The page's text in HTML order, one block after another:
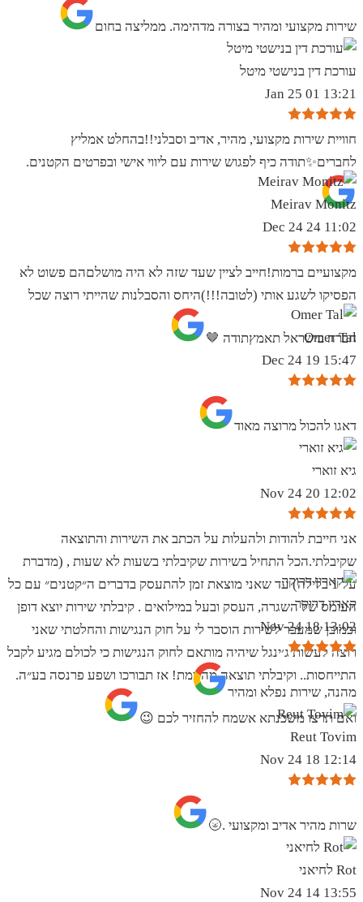
שירות מקצועי ומהיר בצורה מדהימה. ממליצה בחום
עורכת דין בנישטי מיטל
13:21 01 Jan 25
חוויית שירות מקצועי, מהיר, אדיב וסבלני!!בהחלט אמליץ
לחברים✨️תודה כיף לפגוש שירות עם ליווי אישי ובפרטים הקטנים.
Meirav Monitz
11:02 24 Dec 24
מקצועיים ברמות!חייב לציין שעד שזה לא היה מושלםהם פשוט לא
הפסיקו לשגע אותי (לטובה!!!)היחס והסבלנות שהייתי רוצה שכל
חברה בישראל תאמץתודה 🤎
Omer Tal
15:47 19 Dec 24
‏דאגו להכול מרוצה מאוד
גיא זוארי
12:02 20 Nov 24
אני חייבת להודות ולהעלות על הכתב את השירות והתוצאה
שקיבלתי.הכל התחיל בשירות שקיבלתי בשעות לא שעות , (מדברת
על 1 בלילה) עד שאני מוצאת זמן להתעסק בדברים ה״קטנים״ עם כל
העומס של השגרה, העסק ובעל במילואים . קיבלתי שירות יוצא דופן
וכמובן שמעבר לשירות הוסבר לי על חוק הנגישות והחלטתי שאני
רוצה לעשות ג׳ינגל שיהיה מותאם לחוק הנגישות כי לכולם מגיע לקבל
התייחסות.. וקיבלתי תוצאה מהממת! אז תבורכו ושפע פרנסה בע״ה.
ואם תרצו משכנתא אשמח להחזיר לכם 😉
קארין דרוקר
13:02 18 Nov 24
מהנה, שירות נפלא ומהיר
Reut Tovim
12:14 18 Nov 24
שרות מהיר אדיב ומקצועי .🌝
Rot לחיאני
13:55 14 Nov 24